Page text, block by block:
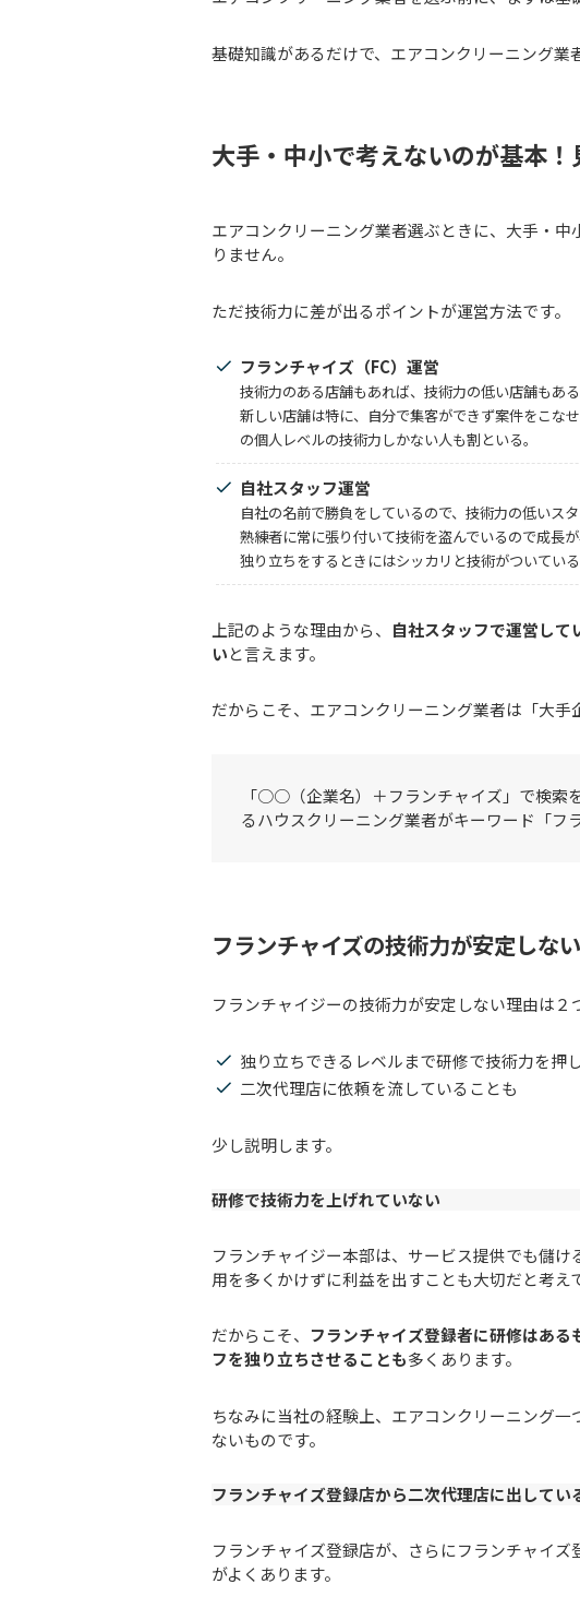
基礎知識があるだけで、エアコンクリーニング業
大手・中小で考えないのが基本
エアコンクリーニング業者選ぶときに、大手・
りません。
ただ技術力に差が出るポイントが運営方法です。
フランチャイズ（FC）運営
技術力のある店舗もあれば、技術力の低い店舗もある
新しい店舗は特に、自分で集客ができず案件をこな
の個人レベルの技術力しかない人も割といる。
自社スタッフ運営
自社の名前で勝負をしているので、技術力の低いス
熟練者に常に張り付いて技術を盗んでいるので成長が
独り立ちをするときにはシッカリと技術がついている
上記のような理由から、 自社スタッフで運営し
いと言えます。
だからこそ、エアコンクリーニング業者は「大手
「○○（企業名）＋フランチャイズ」で検索
るハウスクリーニング業者がキーワード「フ
フランチャイズの技術力が安定しな
フランチャイジーの技術力が安定しない理由は２
独り立ちできるレベルまで研修で技術力を押
二次代理店に依頼を流していることも
少し説明します。
研修で技術力を上げれていない
フランチャイジー本部は、サービス提供でも儲
用を多くかけずに利益を出すことも大切だと考え
だからこそ、 フランチャイズ登録者に研修はあ
フを独り立ちさせることも多くあります。
ちなみに当社の経験上、エアコンクリーニング
ないものです。
フランチャイズ登録店から二次代理店に出してい
フランチャイズ登録店が、さらにフランチャイ
がよくあります。